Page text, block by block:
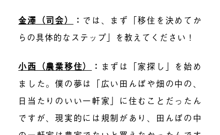
金澤（司会） ： では、まず 「移住を決めてか
らの具体的なステップ」 を教えてください！
小西（農業移住） ： まずは「家探し」を始め
ました。僕の夢は「広い田んぼや畑の中の、
日当たりのいい一軒家」に住むことだったん
ですが、現実的には規制があり、田んぼの中